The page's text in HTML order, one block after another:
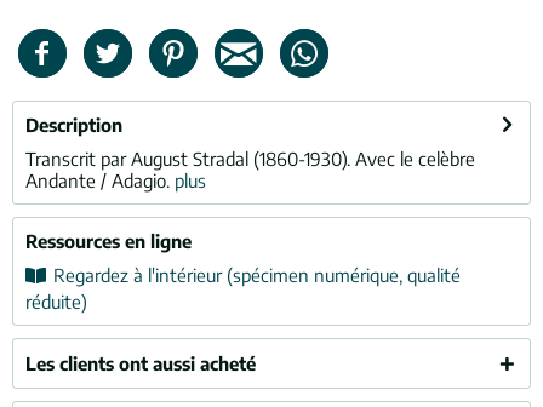
Description
Transcrit par August Stradal (1860-1930). Avec le celèbre
Andante / Adagio. plus
Ressources en ligne
Regardez à l'intérieur (spécimen numérique, qualité
réduite)
Les clients ont aussi acheté